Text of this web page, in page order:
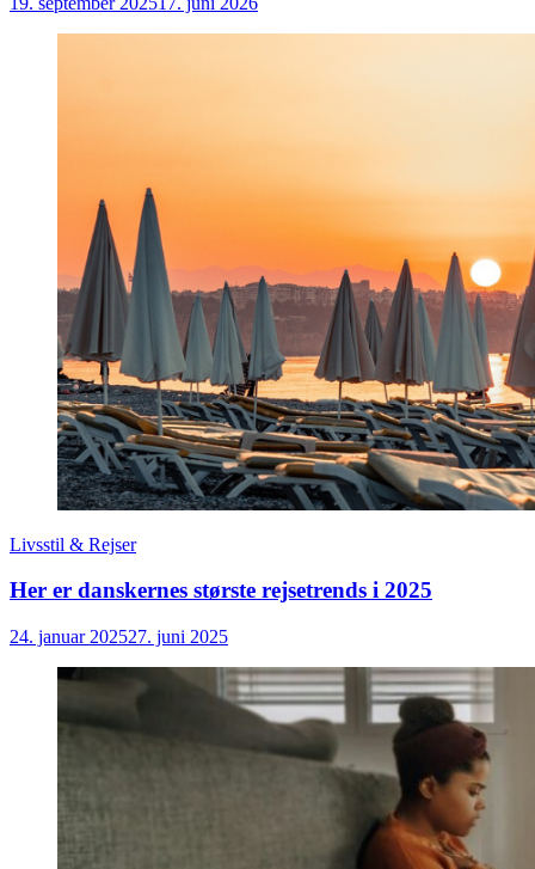
Livsstil & Rejser
Her er danskernes største rejsetrends i 2025
24. januar 202527. juni 2025